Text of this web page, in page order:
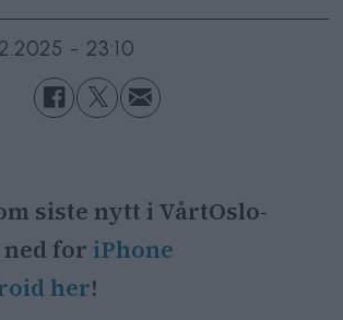
- 23:10
siste nytt i VårtOslo-
ned for iPhone
her!